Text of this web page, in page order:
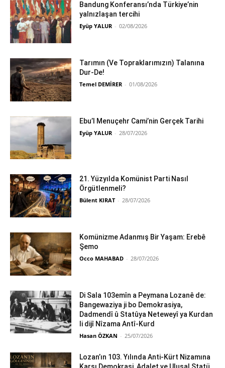
Bandung Konferansı’nda Türkiye’nin
yalnızlaşan tercihi
Eyüp YALUR - 02/08/2026
Tarımın (Ve Topraklarımızın) Talanına
Dur-De!
Temel DEMİRER - 01/08/2026
Ebu’l Menuçehr Cami’nin Gerçek Tarihi
Eyüp YALUR - 28/07/2026
21. Yüzyılda Komünist Parti Nasıl
Örgütlenmeli?
Bülent KIRAT - 28/07/2026
Komünizme Adanmış Bir Yaşam: Erebê
Şemo
Occo MAHABAD - 28/07/2026
Di Sala 103emîn a Peymana Lozanê de:
Bangewaziya ji bo Demokrasiya,
Dadmendî û Statûya Neteweyî ya Kurdan
li dijî Nîzama Antî-Kurd
Hasan ÖZKAN - 25/07/2026
Lozan’ın 103. Yılında Anti-Kürt Nizamına
Karşı Demokrasi, Adalet ve Ulusal Statü